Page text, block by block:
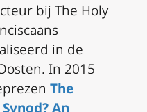
bij The Holy
in de
In 2015
The
An